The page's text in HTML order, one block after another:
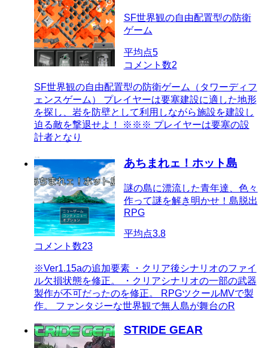
SF世界観の自由配置型の防衛
ゲーム
平均点5
コメント数2
SF世界観の自由配置型の防衛ゲーム（タワーディフ
ェンスゲーム） プレイヤーは要塞建設に適した地形
を探し、岩を防壁として利用しながら施設を建設し
迫る敵を撃退せよ！ ※※※ プレイヤーは要塞の設
計者となり
あちまれェ！ホット島
謎の島に漂流した青年達、色々
作って謎を解き明かせ！島脱出
RPG
平均点3.8
コメント数23
※Ver1.15aの追加要素 ・クリア後シナリオのファイ
ル欠損状態を修正。 ・クリアシナリオの一部の武器
製作が不可だったのを修正。 RPGツクールMVで製
作。 ファンタジーな世界観で無人島が舞台のR
STRIDE GEAR